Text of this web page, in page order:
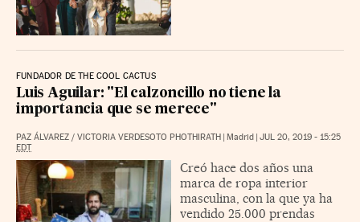
FUNDADOR DE THE COOL CACTUS
Luis Aguilar: "El calzoncillo no tiene la
importancia que se merece"
PAZ ÁLVAREZ / VICTORIA VERDESOTO PHOTHIRATH | Madrid | JUL 20, 2019 - 15:25
EDT
Creó hace dos años una
marca de ropa interior
masculina, con la que ya ha
vendido 25.000 prendas